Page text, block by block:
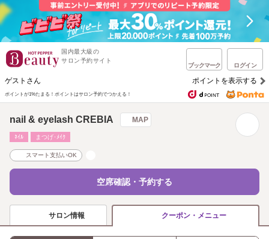
国内最大級の
サロン予約サイト
ブックマーク ログイン
ゲストさん ポイントを表示する
ポイントが1%たまる！ ポイントはサロン予約でつかえる！
nail & eyelash CREBIA MAP
ﾈｲﾙ まつげ･ﾒｲｸ
スマート支払いOK
空席確認・予約する
サロン情報 クーポン・メニュー